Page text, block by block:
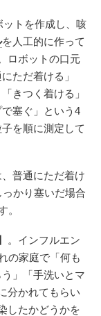
トを作成し、咳
を人工的に作って
ロボットの口元
ただ着ける」
きつく着ける」
塞ぐ」という4
を順に測定して
普通にただ着け
かり塞いだ場合
。
。インフルエン
の家庭で「何も
」「手洗いとマ
分かれてもらい
したかどうかを